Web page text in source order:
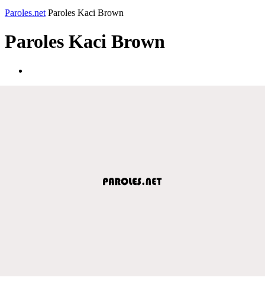
Paroles.net Paroles Kaci Brown
Paroles Kaci Brown